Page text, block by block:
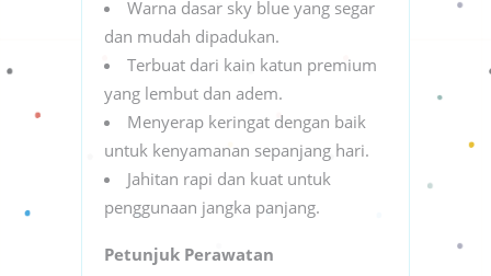
Warna dasar sky blue yang segar
dan mudah dipadukan.
Terbuat dari kain katun premium
yang lembut dan adem.
Menyerap keringat dengan baik
untuk kenyamanan sepanjang hari.
Jahitan rapi dan kuat untuk
penggunaan jangka panjang.
Petunjuk Perawatan